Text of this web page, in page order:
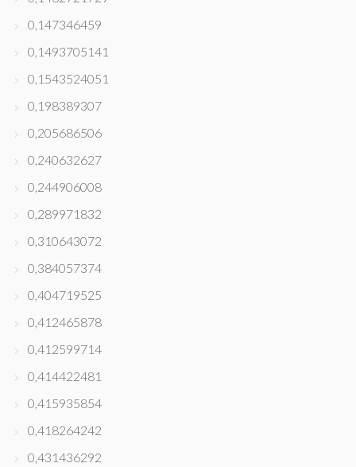
0,147346459
0,1493705141
0,1543524051
0,198389307
0,205686506
0,240632627
0,244906008
0,289971832
0,310643072
0,384057374
0,404719525
0,412465878
0,412599714
0,414422481
0,415935854
0,418264242
0,431436292